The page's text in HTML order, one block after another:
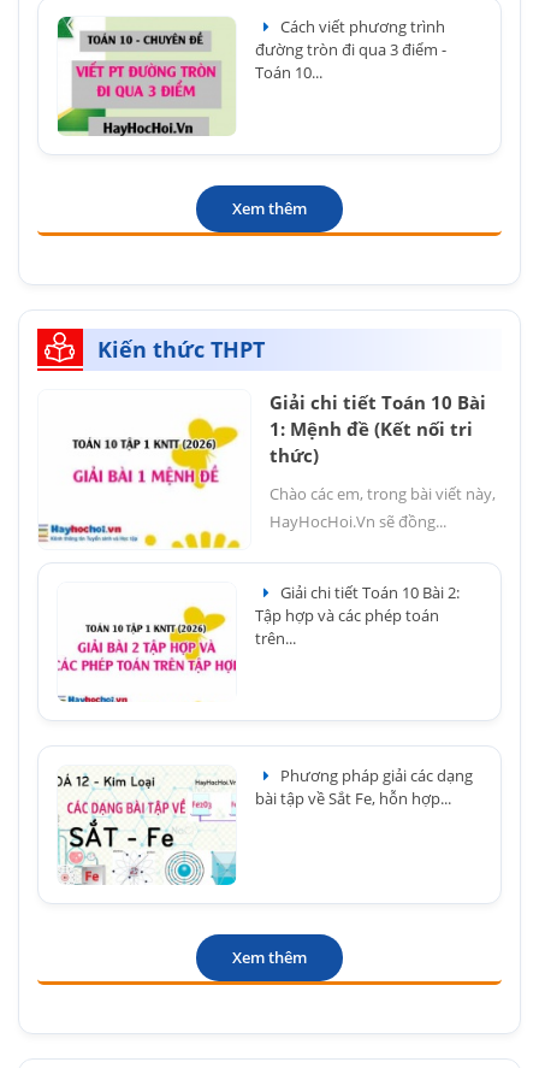
Cách viết phương trình
đường tròn đi qua 3 điểm -
Toán 10...
Xem thêm
Kiến thức THPT
Giải chi tiết Toán 10 Bài
1: Mệnh đề (Kết nối tri
thức)
Chào các em, trong bài viết này,
HayHocHoi.Vn sẽ đồng...
Giải chi tiết Toán 10 Bài 2:
Tập hợp và các phép toán
trên...
Phương pháp giải các dạng
bài tập về Sắt Fe, hỗn hợp...
Xem thêm